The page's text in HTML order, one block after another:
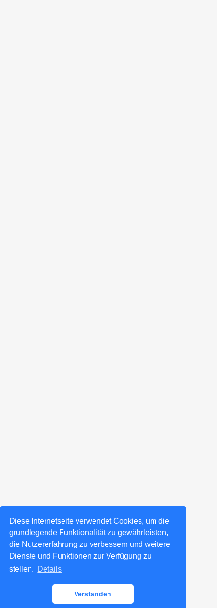
Diese Internetseite verwendet Cookies, um die
grundlegende Funktionalität zu gewährleisten,
die Nutzererfahrung zu verbessern und weitere
Dienste und Funktionen zur Verfügung zu
stellen. Details
Verstanden